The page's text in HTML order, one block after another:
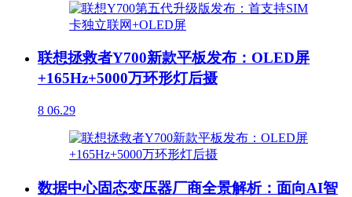
联想拯救者Y700新款平板发布：OLED屏
+165Hz+5000万环形灯后摄
8 06.29
数据中心固态变压器厂商全景解析：面向AI智